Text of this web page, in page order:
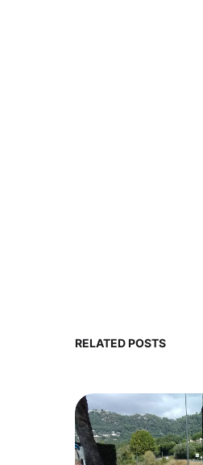
RELATED POSTS